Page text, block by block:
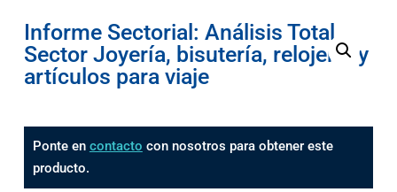
Informe Sectorial: Análisis Total
Sector Joyería, bisutería, relojería y
artículos para viaje
Ponte en contacto con nosotros para obtener este
producto.